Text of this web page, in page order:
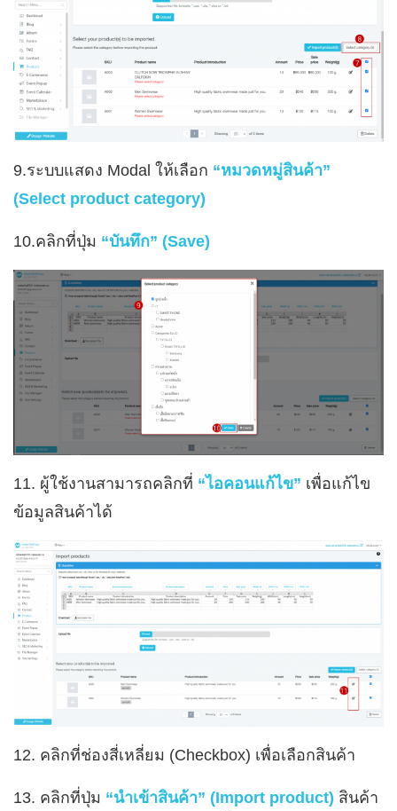
9.ระบบแสดง Modal ให้เลือก “หมวดหมู่สินค้า”
(Select product category)
10.คลิกที่ปุ่ม “บันทึก” (Save)
11. ผู้ใช้งานสามารถคลิกที่ “ไอคอนแก้ไข” เพื่อแก้ไข
ข้อมูลสินค้าได้
12. คลิกที่ช่องสี่เหลี่ยม (Checkbox) เพื่อเลือกสินค้า
13. คลิกที่ปุ่ม “นำเข้าสินค้า” (Import product) สินค้า